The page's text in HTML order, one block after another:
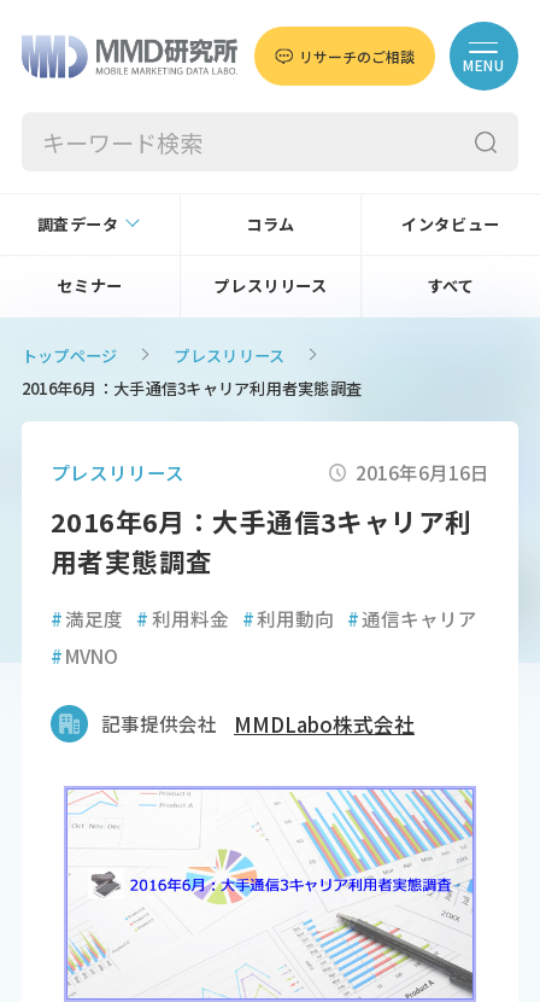
リサーチのご相談 MENU
調査データ コラム インタビュー
セミナー プレスリリース すべて
トップページ
プレスリリース
2016年6月：大手通信3キャリア利用者実態調査
プレスリリース 2016年6月16日
2016年6月：大手通信3キャリア利
用者実態調査
#満足度 #利用料金 #利用動向 #通信キャリア
#MVNO
記事提供会社 MMDLabo株式会社